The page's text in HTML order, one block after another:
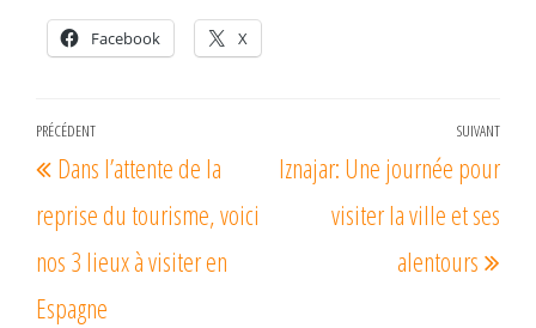
Facebook X
Navigation
de
l’article
Article
précédent
PRÉCÉDENT
Dans l’attente de la
reprise du tourisme, voici
nos 3 lieux à visiter en
Espagne
SUIVANT
Iznajar: Une journée pour
visiter la ville et ses
alentours